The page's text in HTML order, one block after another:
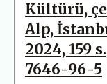
Kültürü,
Alp,
2024, 159
7646-96-5